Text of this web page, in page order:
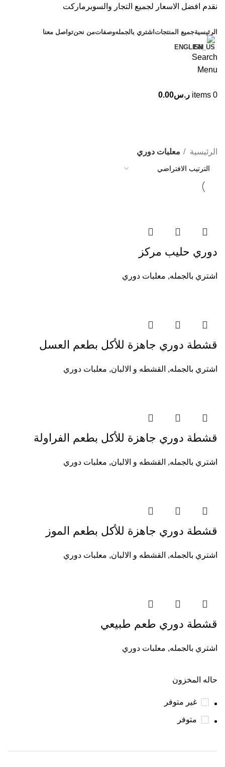
نقدم افضل الاسعار لجميع التجار والسوبرماركت
الرئيسيةجميع المنتجات اشتري بالجملهوصفاتمن نحنتواصل معنا
ENGLISH
Search
Menu
0
items ر.س0.00
حاله المخزون
غير متوفر
متوفر
الرئيسية معلبات دوري
دوري حليب مركز
اشتري بالجمله, معلبات دوري
قشطة دوري جاهزة للأكل بطعم العسل
اشتري بالجمله, القشطه و الالبان, معلبات دوري
قشطة دوري جاهزة للأكل بطعم الفراولة
اشتري بالجمله, القشطه و الالبان, معلبات دوري
قشطة دوري جاهزة للأكل بطعم الموز
اشتري بالجمله, القشطه و الالبان, معلبات دوري
قشطة دوري طعم طبيعي
اشتري بالجمله, معلبات دوري